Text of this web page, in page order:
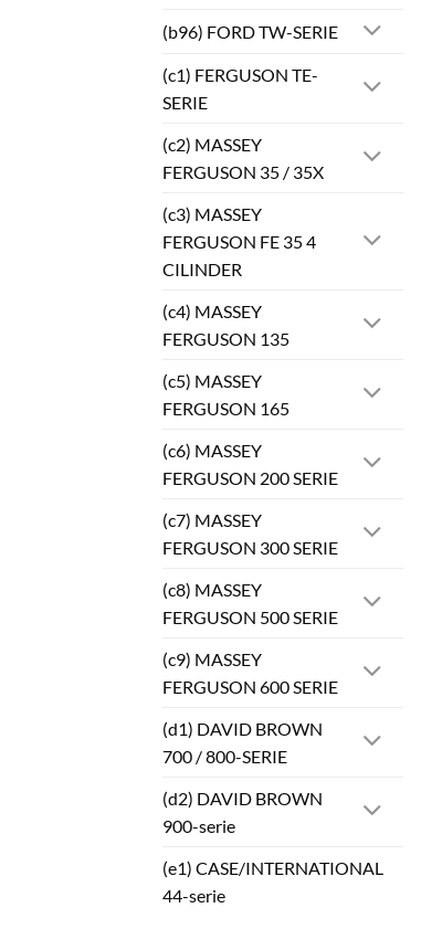
(b96) FORD TW-SERIE
(c1) FERGUSON TE-
SERIE
(c2) MASSEY
FERGUSON 35 / 35X
(c3) MASSEY
FERGUSON FE 35 4
CILINDER
(c4) MASSEY
FERGUSON 135
(c5) MASSEY
FERGUSON 165
(c6) MASSEY
FERGUSON 200 SERIE
(c7) MASSEY
FERGUSON 300 SERIE
(c8) MASSEY
FERGUSON 500 SERIE
(c9) MASSEY
FERGUSON 600 SERIE
(d1) DAVID BROWN
700 / 800-SERIE
(d2) DAVID BROWN
900-serie
(e1) CASE/INTERNATIONAL
44-serie